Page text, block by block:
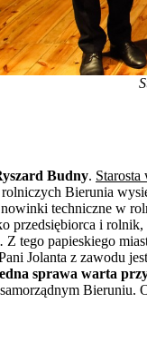
Budny.
Bierunia
nowinki techniczne w
przedsiębiorca i
. Z tego papieskiego
Jolanta z zawodu
sprawa warta